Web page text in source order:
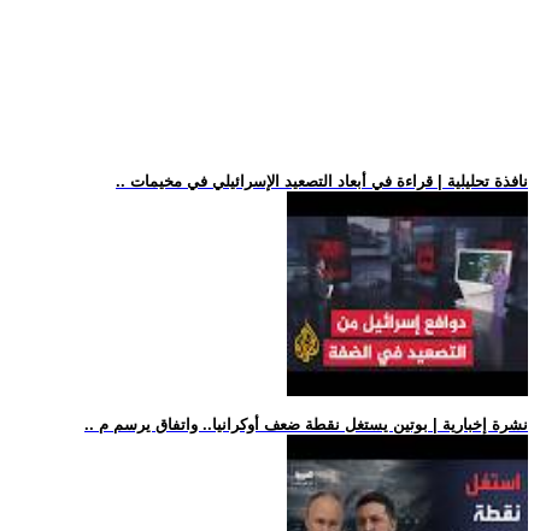
.. نافذة تحليلية | قراءة في أبعاد التصعيد الإسرائيلي في مخيمات
.. نشرة إخبارية | بوتين يستغل نقطة ضعف أوكرانيا.. واتفاق يرسم م